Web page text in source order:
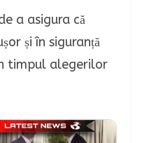
a asigura că
și în siguranță
timpul alegerilor